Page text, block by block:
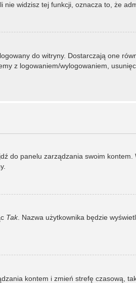
widzisz tej funkcji, oznacza to, że
do witryny. Dostarczają one
z logowaniem/wylogowaniem,
do panelu zarządzania swoim kontem.
Tak. Nazwa użytkownika będzie
kontem i zmień strefę czasową,